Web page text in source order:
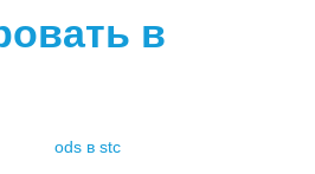
в
ods в stc